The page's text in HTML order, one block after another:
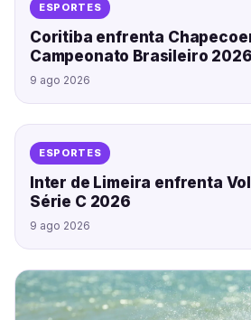
ESPORTES
Coritiba enfrenta
Campeonato Brasileiro 2026
9 ago 2026
ESPORTES
Inter de Limeira enfrenta
Série C 2026
9 ago 2026